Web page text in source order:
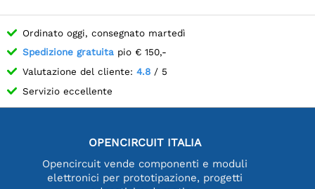
Ordinato oggi, consegnato martedì
Spedizione gratuita pio € 150,-
Valutazione del cliente: 4.8 / 5
Servizio eccellente
OPENCIRCUIT ITALIA
Opencircuit vende componenti e moduli
elettronici per prototipazione, progetti